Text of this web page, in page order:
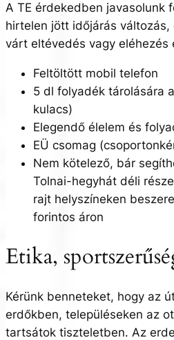
A TE érdekedben javasolunk
hirtelen jött időjárás
várt eltévedés vagy eléhezés
Feltöltött mobil telefon
5 dl folyadék tárolására
kulacs)
Elegendő élelem és
EÜ csomag
Nem kötelező, bár
Tolnai-hegyhát déli
rajt helyszíneken
forintos áron
Etika,
Kérünk benneteket, hogy az
erdőkben, településeken az
tartsátok tiszteletben. Az